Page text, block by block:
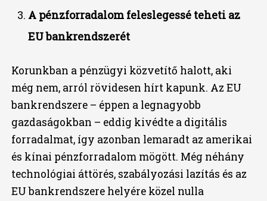
A pénzforradalom feleslegessé teheti az
EU bankrendszerét
Korunkban a pénzügyi közvetítő halott, aki
még nem, arról rövidesen hírt kapunk. Az EU
bankrendszere – éppen a legnagyobb
gazdaságokban – eddig kivédte a digitális
forradalmat, így azonban lemaradt az amerikai
és kínai pénzforradalom mögött. Még néhány
technológiai áttörés, szabályozási lazítás és az
EU bankrendszere helyére közel nulla